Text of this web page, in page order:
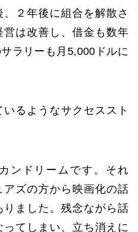
２年後に組合を解散さ
は改善し、借金も数年
ラリーも月5,000ドルに
るようなサクセススト
ンドリームです。それ
ズの方から映画化の話
ました。残念ながら話
てしまい、立ち消えに